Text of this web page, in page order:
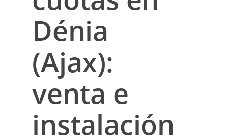
Dénia
(Ajax):
venta e
instalación